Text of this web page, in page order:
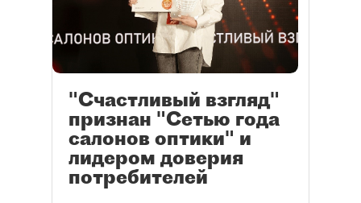
"Счастливый взгляд"
признан "Сетью года
салонов оптики" и
лидером доверия
потребителей